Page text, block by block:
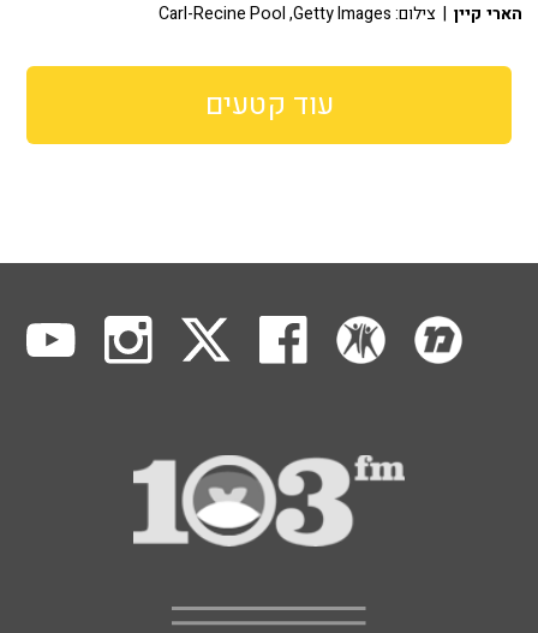
הארי קיין | צילום: Carl-Recine Pool ,Getty Images
עוד קטעים